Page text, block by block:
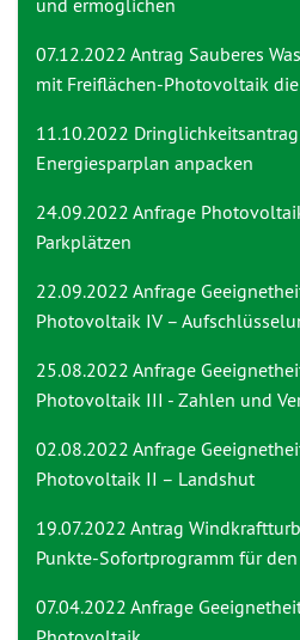
und ermöglichen
07.12.2022 Antrag Sauberes
mit Freiflächen-Photovoltaik
11.10.2022 Dringlichkeitsantrag
Energiesparplan anpacken
24.09.2022 Anfrage
Parkplätzen
22.09.2022 Anfrage
Photovoltaik IV –
25.08.2022 Anfrage
Photovoltaik III - Zahlen und
02.08.2022 Anfrage
Photovoltaik II – Landshut
19.07.2022 Antrag
Punkte-Sofortprogramm für
07.04.2022 Anfrage